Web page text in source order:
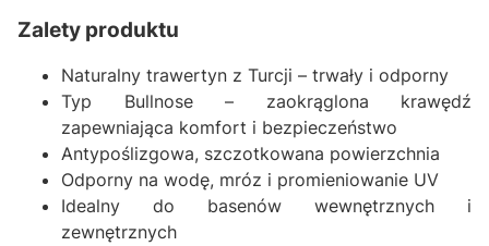
Zalety produktu
Naturalny trawertyn z Turcji – trwały i odporny
Typ Bullnose – zaokrąglona krawędź
zapewniająca komfort i bezpieczeństwo
Antypoślizgowa, szczotkowana powierzchnia
Odporny na wodę, mróz i promieniowanie UV
Idealny do basenów wewnętrznych i
zewnętrznych